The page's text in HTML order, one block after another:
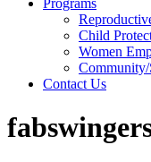
Child
Women
Contact Us